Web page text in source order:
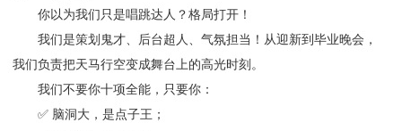
你以为我们只是唱跳达人？格局打开！
我们是策划鬼才、后台超人、气氛担当！从迎新到毕业晚会，
我们负责把天马行空变成舞台上的高光时刻。
我们不要你十项全能，只要你：
✅ 脑洞大，是点子王；